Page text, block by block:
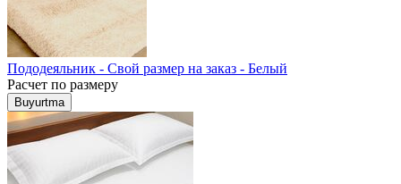
Пододеяльник - Свой размер на заказ - Белый
Расчет по размеру
Buyurtma